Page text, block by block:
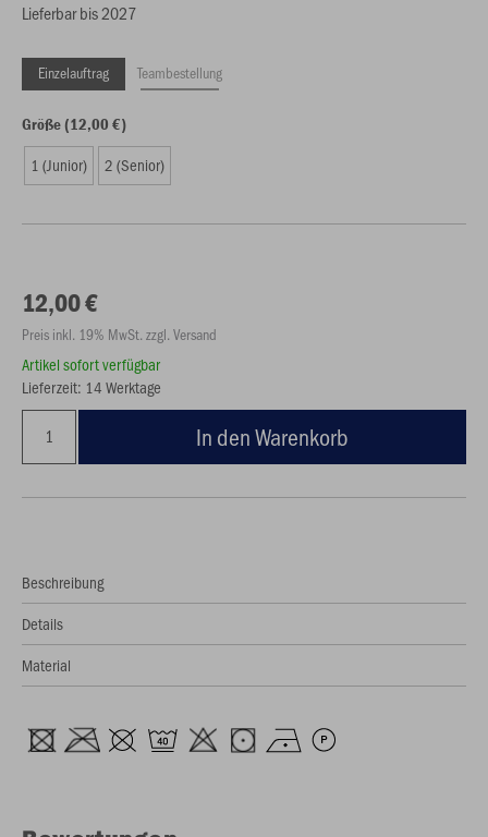
Lieferbar bis 2027
Einzelauftrag Teambestellung
Größe (12,00 €)
1 (Junior) 2 (Senior)
12,00 €
Preis inkl. 19% MwSt. zzgl. Versand
Artikel sofort verfügbar
Lieferzeit: 14 Werktage
In den Warenkorb
Beschreibung
Details
Material